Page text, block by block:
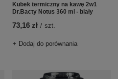
Kubek termiczny na kawę 2w1
Dr.Bacty Notus 360 ml - biały
73,16 zł / szt.
+ Dodaj do porównania